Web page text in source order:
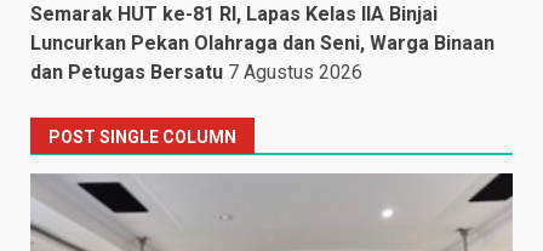
Semarak HUT ke-81 RI, Lapas Kelas IIA Binjai
Luncurkan Pekan Olahraga dan Seni, Warga Binaan
dan Petugas Bersatu 7 Agustus 2026
POST SINGLE COLUMN